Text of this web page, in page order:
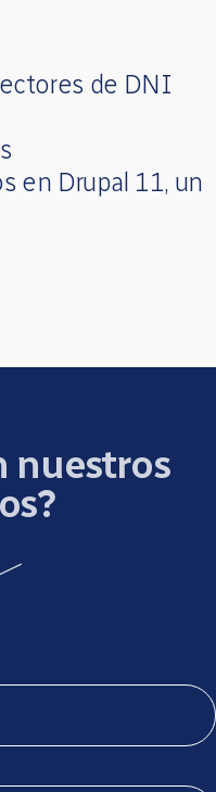
de DNI
en Drupal 11, un
nuestros